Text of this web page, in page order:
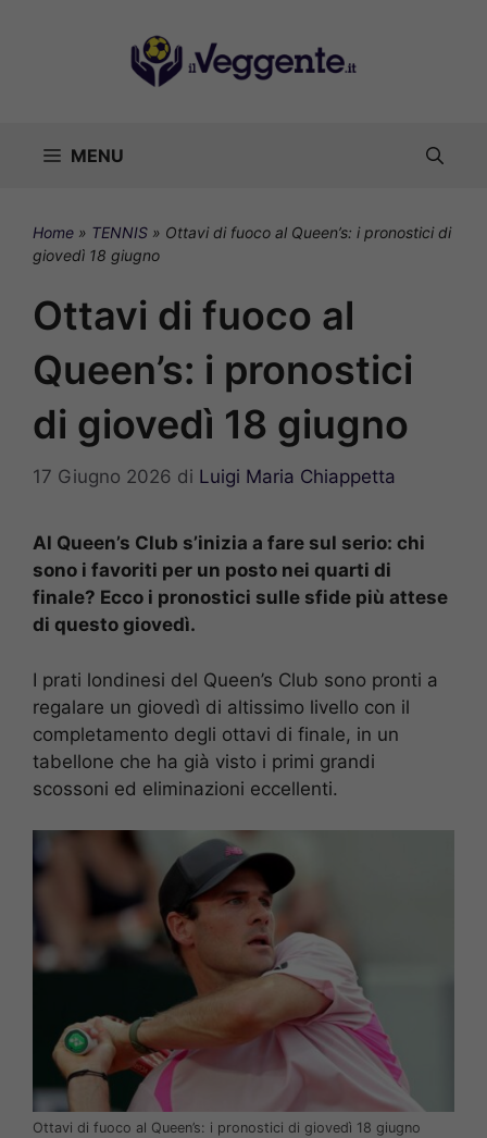
MENU
Home » TENNIS » Ottavi di fuoco al Queen’s: i pronostici di
giovedì 18 giugno
Ottavi di fuoco al
Queen’s: i pronostici
di giovedì 18 giugno
17 Giugno 2026 di Luigi Maria Chiappetta
Al Queen’s Club s’inizia a fare sul serio: chi
sono i favoriti per un posto nei quarti di
finale? Ecco i pronostici sulle sfide più attese
di questo giovedì.
I prati londinesi del Queen’s Club sono pronti a
regalare un giovedì di altissimo livello con il
completamento degli ottavi di finale, in un
tabellone che ha già visto i primi grandi
scossoni ed eliminazioni eccellenti.
Ottavi di fuoco al Queen’s: i pronostici di giovedì 18 giugno